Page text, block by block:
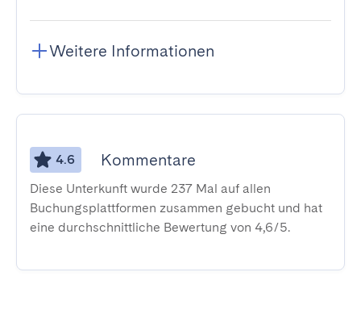
Weitere Informationen
4.6 Kommentare
Diese Unterkunft wurde 237 Mal auf allen
Buchungsplattformen zusammen gebucht und hat
eine durchschnittliche Bewertung von 4,6/5.